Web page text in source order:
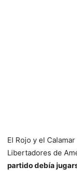
El Rojo y el
Libertadores de
partido debía